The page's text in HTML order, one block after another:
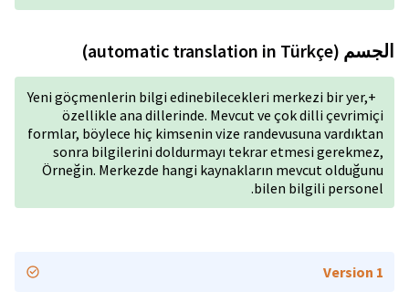
Yeni göçmenlerin bilgi
özellikle ana dillerinde.
formlar, böylece hiç kimsenin
sonra bilgilerini
Örneğin. Merkezde hangi